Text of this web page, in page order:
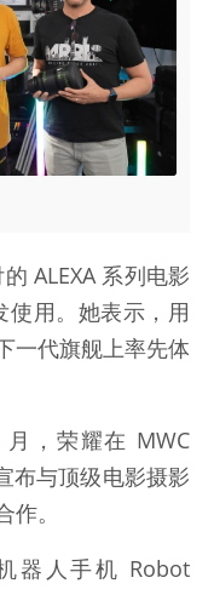
ALEXA 系列电影
用。她表示，用
一代旗舰上率先体
，荣耀在 MWC
布与顶级电影摄影
。
器人手机 Robot